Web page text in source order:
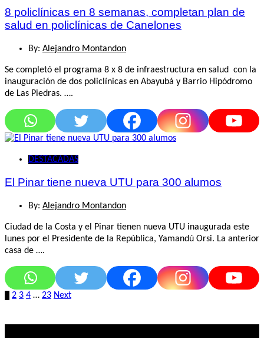
8 policlínicas en 8 semanas, completan plan de
salud en policlínicas de Canelones
By: Alejandro Montandon
Se completó el programa 8 x 8 de infraestructura en salud con la
inauguración de dos policlínicas en Abayubá y Barrio Hipódromo
de Las Piedras. ….
DESTACADAS
El Pinar tiene nueva UTU para 300 alumos
By: Alejandro Montandon
Ciudad de la Costa y el Pinar tienen nueva UTU inaugurada este
lunes por el Presidente de la República, Yamandú Orsi. La anterior
casa de ….
Paginación
2 3 4 … 23 Next